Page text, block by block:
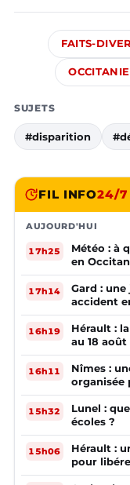
FAITS-
OCCITANIE
SUJETS
#disparition
FIL INFO24/7
AUJOURD'HUI
17h25
Météo : à
en
17h14
Gard :
accident
16h19
Hérault :
au 18 août
16h11
Nîmes :
organisée
15h32
Lunel :
écoles ?
15h06
Hérault :
pour